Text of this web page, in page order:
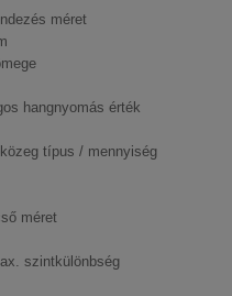
méret
hangnyomás érték
típus / mennyiség
méret
szintkülönbség